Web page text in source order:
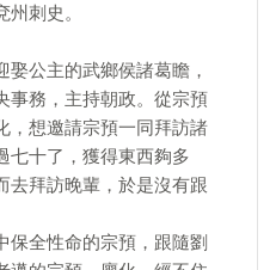
刺史。
公主的武鄉侯諸葛瞻，
事務，主持朝政。從宗預
，想邀請宗預一同拜訪諸
七十了，獲得東西夠多
去拜訪晚輩，於是沒有跟
保全性命的宗預，跟隨劉